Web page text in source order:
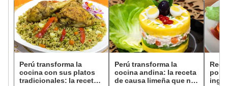
Perú transforma la
cocina con sus platos
tradicionales: la receta
Perú transforma la
cocina andina: la receta
de causa limeña que no